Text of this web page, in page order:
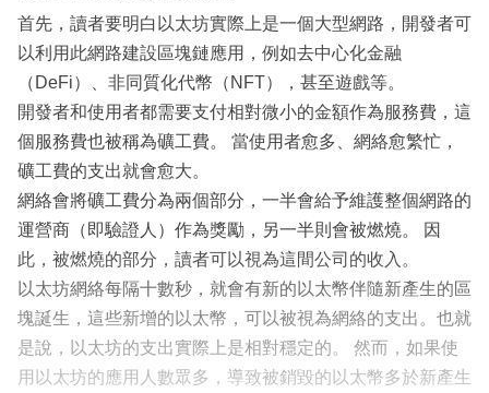
首先，讀者要明白以太坊實際上是一個大型網路，開發者可
以利用此網路建設區塊鏈應用，例如去中心化金融
（DeFi）、非同質化代幣（NFT），甚至遊戲等。
開發者和使用者都需要支付相對微小的金額作為服務費，這
個服務費也被稱為礦工費。 當使用者愈多、網絡愈繁忙，
礦工費的支出就會愈大。
網絡會將礦工費分為兩個部分，一半會給予維護整個網路的
運營商（即驗證人）作為獎勵，另一半則會被燃燒。 因
此，被燃燒的部分，讀者可以視為這間公司的收入。
以太坊網絡每隔十數秒，就會有新的以太幣伴隨新產生的區
塊誕生，這些新增的以太幣，可以被視為網絡的支出。也就
是說，以太坊的支出實際上是相對穩定的。 然而，如果使
用以太坊的應用人數眾多，導致被銷毀的以太幣多於新產生